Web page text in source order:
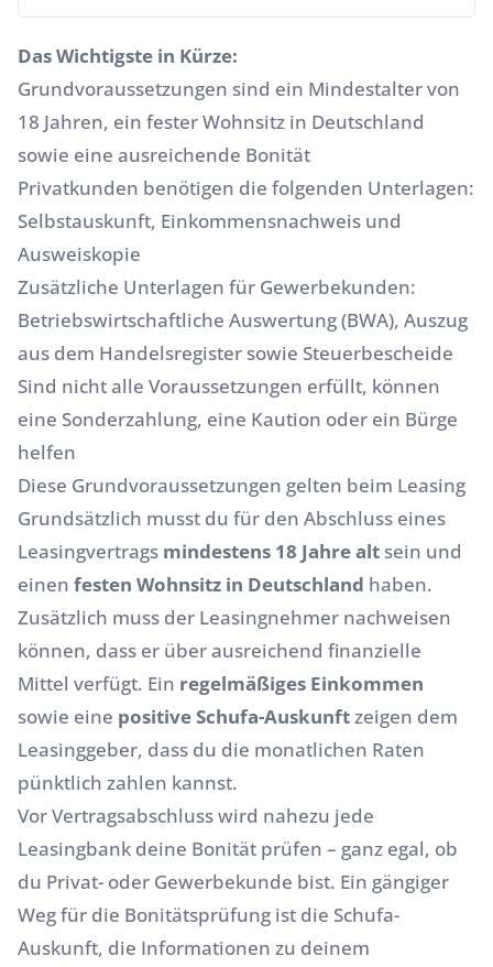
Das Wichtigste in Kürze:
Grundvoraussetzungen sind ein Mindestalter von
18 Jahren, ein fester Wohnsitz in Deutschland
sowie eine ausreichende Bonität
Privatkunden benötigen die folgenden Unterlagen:
Selbstauskunft, Einkommensnachweis und
Ausweiskopie
Zusätzliche Unterlagen für Gewerbekunden:
Betriebswirtschaftliche Auswertung (BWA), Auszug
aus dem Handelsregister sowie Steuerbescheide
Sind nicht alle Voraussetzungen erfüllt, können
eine Sonderzahlung, eine Kaution oder ein Bürge
helfen
Diese Grundvoraussetzungen gelten beim Leasing
Grundsätzlich musst du für den Abschluss eines
Leasingvertrags mindestens 18 Jahre alt sein und
einen festen Wohnsitz in Deutschland haben.
Zusätzlich muss der Leasingnehmer nachweisen
können, dass er über ausreichend finanzielle
Mittel verfügt. Ein regelmäßiges Einkommen
sowie eine positive Schufa-Auskunftzeigen dem
Leasinggeber, dass du die monatlichen Raten
pünktlich zahlen kannst.
Vor Vertragsabschluss wird nahezu jede
Leasingbank deine Bonität prüfen – ganz egal, ob
du Privat- oder Gewerbekunde bist. Ein gängiger
Weg für die Bonitätsprüfung ist die Schufa-
Auskunft, die Informationen zu deinem